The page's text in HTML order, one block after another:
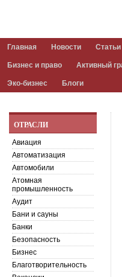
Главная Новости Статьи
Бизнес и право Активный
Эко-бизнес Блоги
ОТРАСЛИ
Авиация
Автоматизация
Автомобили
Атомная
промышленность
Аудит
Бани и сауны
Банки
Безопасность
Бизнес
Благотворительность